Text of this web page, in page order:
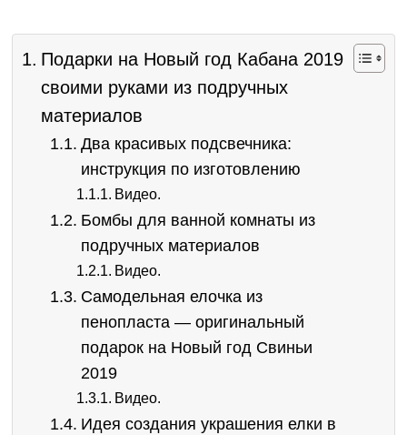
Подарки на Новый год Кабана 2019
своими руками из подручных
материалов
Два красивых подсвечника:
инструкция по изготовлению
Видео.
Бомбы для ванной комнаты из
подручных материалов
Видео.
Самодельная елочка из
пенопласта — оригинальный
подарок на Новый год Свиньи
2019
Видео.
Идея создания украшения елки в